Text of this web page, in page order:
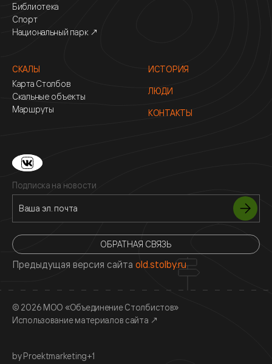
Библиотека
Спорт
Национальный парк ↗
СКАЛЫ
Карта Столбов
Скальные объекты
Маршруты
ИСТОРИЯ
ЛЮДИ
КОНТАКТЫ
Подписка на новости
ОБРАТНАЯ СВЯЗЬ
Предыдущая версия сайта old.stolby.ru
© 2026 МОО «Объединение Столбистов»
Использование материалов сайта ↗
by Proektmarketing+1